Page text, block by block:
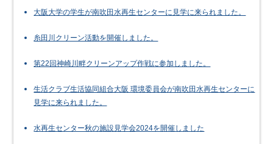
大阪大学の学生が南吹田水再生センターに見学に来られました。
糸田川クリーン活動を開催しました。
第22回神崎川畔クリーンアップ作戦に参加しました。
生活クラブ生活協同組合大阪 環境委員会が南吹田水再生センターに
見学に来られました。
水再生センター秋の施設見学会2024を開催しました